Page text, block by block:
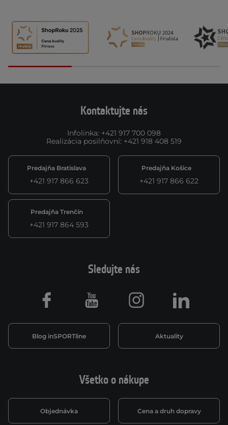
Kontaktujte nás
Infolinka: +421 917 700 098
Realizácia posilňovní: +421 918 408 519
Predajňa Bratislava
+421 917 866 623
Predajňa Košice
+421 917 866 622
Predajňa Trenčín
+421 917 864 593
Všetko o nákupe
Objednávka Cena a druh dopravy
Sledujte nás
Blog inSPORTline Aktuality
Facebook Youtube Instagram LinkedIn